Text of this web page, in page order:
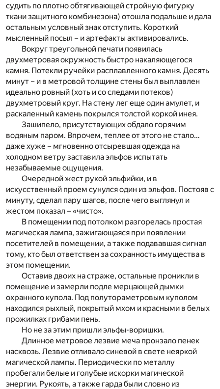
судить по плотно обтягивающей стройную фигурку
ткани защитного комбинезона) отошла подальше и дала
остальным условный знак отступить. Короткий
мысленный посыл – и артефакты активировались.
Вокруг треугольной печати появилась
двухметровая окружность быстро накаляющегося
камня. Потекли ручейки расплавленного камня. Десять
минут – и в метровой толщине стены был выплавлен
идеально ровный (хоть и со следами потеков)
двухметровый круг. На стену лег еще один амулет, и
раскаленный камень покрылся толстой коркой инея.
Зашипело, присутствующих обдало горячим
водяным паром. Впрочем, теплее от этого не стало…
даже хуже – мгновенно отсыревшая одежда на
холодном ветру заставила эльфов испытать
незабываемые ощущения.
Очередной жест рукой эльфийки, и в
искусственный проем сунулся один из эльфов. Постояв с
минуту, сделал пару шагов, после чего выглянул и
жестом показал – «чисто».
В помещении под потолком разгорелась простая
магическая лампа, зажигающаяся при появлении
посетителей в помещении, а также подававшая сигнал
тому, кто был ответствен за сохранность имущества в
этом помещении.
Оставив двоих на страже, остальные проникли в
помещение и замерли подле мерцающей дымки
охранного купола. Под полутораметровым куполом
находился рыхлый, покрытый мхом и красными в белых
прожилках грибами пень.
Но не за этим пришли эльфы-воришки.
Длинное метровое лезвие меча пронзало пенек
насквозь. Лезвие отливало синевой в свете неяркой
магической лампы. Периодически по металлу
пробегали белые и голубые искорки магической
энергии. Рукоять, а также гарда были словно из